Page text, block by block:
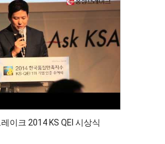
이크 2014 KS QEI 시상식